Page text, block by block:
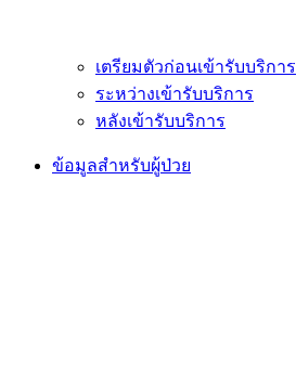
เตรียมตัวก่อนเข้ารับบริการ
ระหว่างเข้ารับบริการ
หลังเข้ารับบริการ
ข้อมูลสำหรับผู้ป่วย